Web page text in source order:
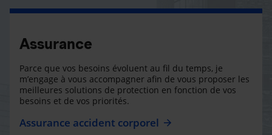
Assurance
Parce que vos besoins évoluent au fil du temps, je
m’engage à vous accompagner afin de vous proposer les
meilleures solutions de protection en fonction de vos
besoins et de vos priorités.
Assurance accident corporel